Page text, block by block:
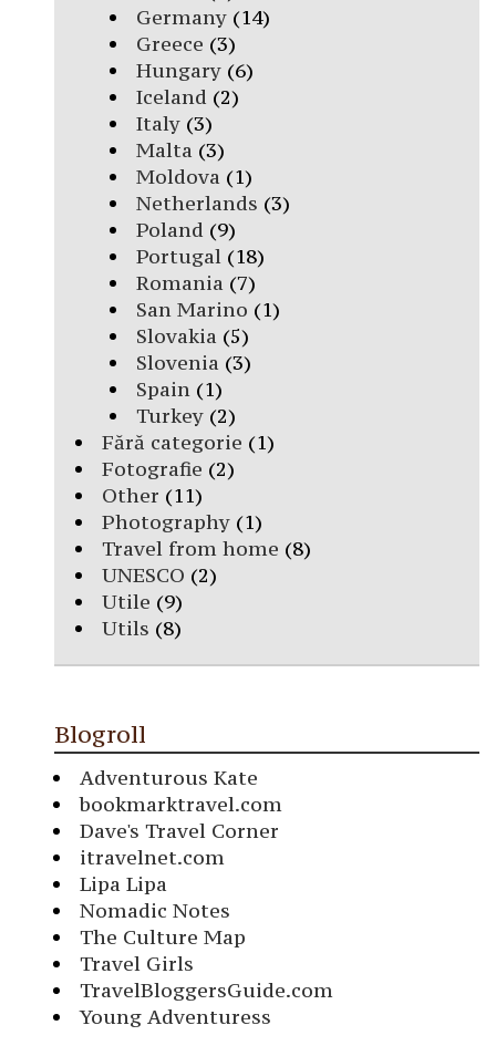
Germany(14)
Greece (3)
Hungary(6)
Iceland (2)
Italy(3)
Malta (3)
Moldova (1)
Netherlands (3)
Poland (9)
Portugal(18)
Romania (7)
San Marino (1)
Slovakia (5)
Slovenia (3)
Spain(1)
Turkey(2)
Fără categorie (1)
Fotografie (2)
Other (11)
Photography (1)
Travel from home (8)
UNESCO (2)
Utile (9)
Utils (8)
Blogroll
Adventurous Kate
bookmarktravel.com
Dave's Travel Corner
itravelnet.com
Lipa Lipa
Nomadic Notes
The Culture Map
Travel Girls
TravelBloggersGuide.com
Young Adventuress